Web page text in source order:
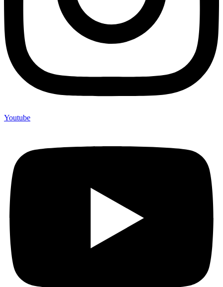
Youtube